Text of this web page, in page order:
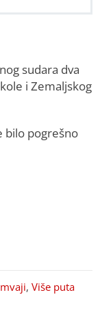
sudara dva
i Zemaljskog
bilo pogrešno
,Više puta